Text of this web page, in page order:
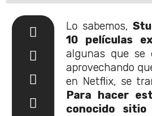
Lo sabemos,
10 películas
algunas que se
aprovechando
en Netflix, se
Para hacer
conocido sitio